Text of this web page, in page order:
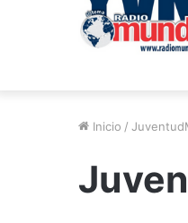
Inicio /